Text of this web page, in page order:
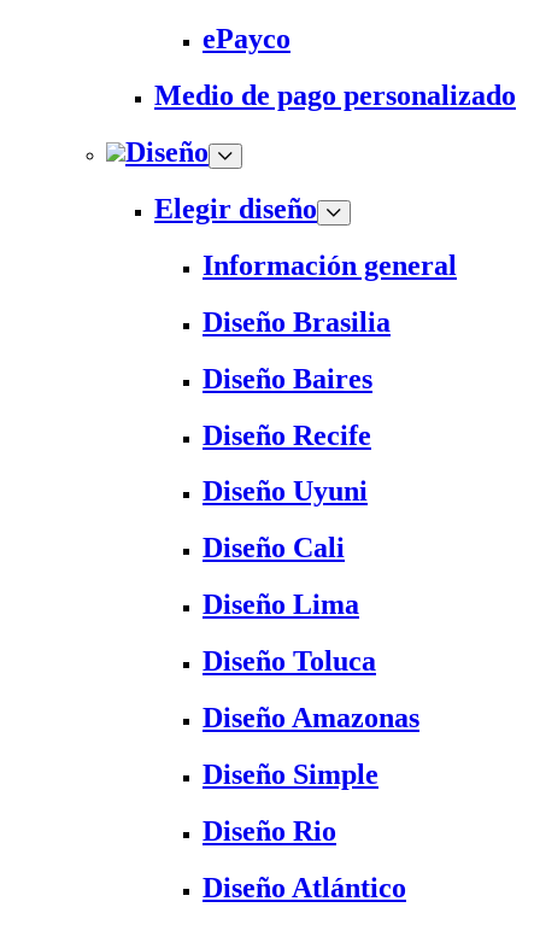
ePayco
Medio de pago personalizado
Diseño
Elegir diseño
Información general
Diseño Brasilia
Diseño Baires
Diseño Recife
Diseño Uyuni
Diseño Cali
Diseño Lima
Diseño Toluca
Diseño Amazonas
Diseño Simple
Diseño Rio
Diseño Atlántico